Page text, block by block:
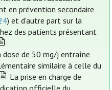
en prévention secondaire
) et d’autre part sur la
des patients présentant
de 50 mg/j entraîne
similaire à celle du
La prise en charge de